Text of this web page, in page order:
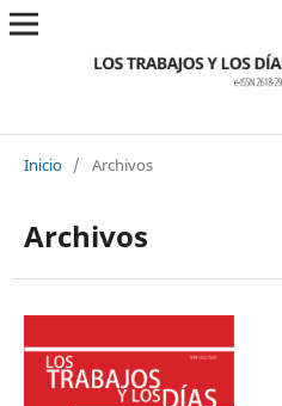
Inicio / Archivos
Archivos